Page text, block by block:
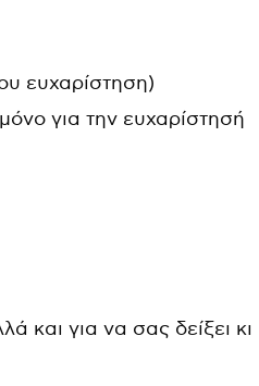
ευχαρίστηση)
για την ευχαρίστησή
και για να σας δείξει κι